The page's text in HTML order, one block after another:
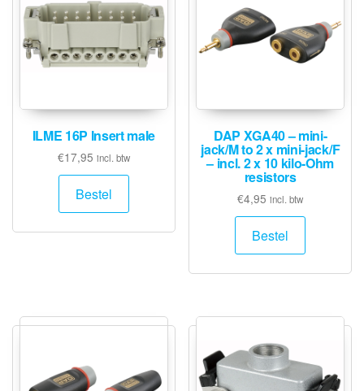
ILME 16P Insert male
€17,95 incl. btw
Bestel
DAP XGA40 – mini-
jack/M to 2 x mini-jack/F
– incl. 2 x 10 kilo-Ohm
resistors
€4,95 incl. btw
Bestel